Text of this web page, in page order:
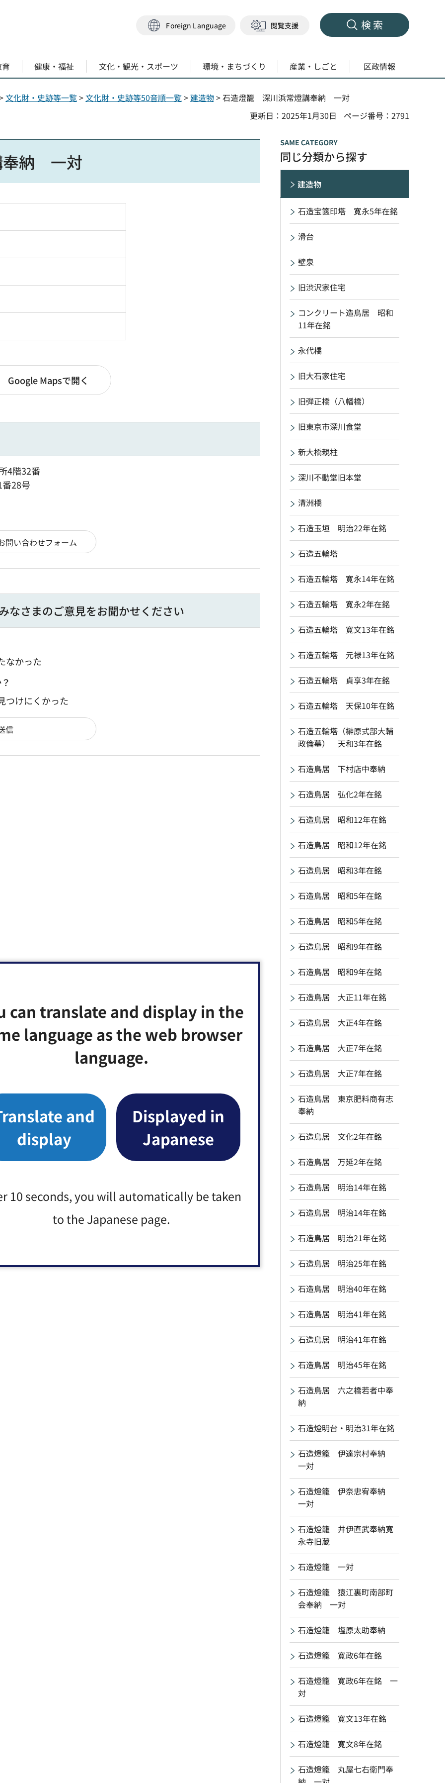
can translate and display in the
language as the web browser
language.
and
display
Displayed in
Japanese
10 seconds, you will automatically be taken
to the Japanese page.
Foreign Language 閲覧支援 検索
健康・福祉 文化・観光・スポーツ 環境・まちづくり 産業・しごと 区政情報
文化財・史跡等一覧>文化財・史跡等50音順一覧>建造物> 石造燈籠 深川浜常燈講奉納 一対
更新日：2025年1月30日
ページ番号：2791
奉納 一対
Google Mapsで開く
4階32番
28号
なさまのご意見をお聞かせください
なかった
つけにくかった
同じ分類から探す
建造物
石造宝篋印塔 寛永5年在銘
滑台
壁泉
旧渋沢家住宅
コンクリート造鳥居 昭和
11年在銘
永代橋
旧大石家住宅
旧弾正橋（八幡橋）
旧東京市深川食堂
新大橋親柱
深川不動堂旧本堂
清洲橋
石造玉垣 明治22年在銘
石造五輪塔
石造五輪塔 寛永14年在銘
石造五輪塔 寛永2年在銘
石造五輪塔 寛文13年在銘
石造五輪塔 元禄13年在銘
石造五輪塔 貞享3年在銘
石造五輪塔 天保10年在銘
石造五輪塔（榊原式部大輔
政倫墓） 天和3年在銘
石造鳥居 下村店中奉納
石造鳥居 弘化2年在銘
石造鳥居 昭和12年在銘
石造鳥居 昭和12年在銘
石造鳥居 昭和3年在銘
石造鳥居 昭和5年在銘
石造鳥居 昭和5年在銘
石造鳥居 昭和9年在銘
石造鳥居 昭和9年在銘
石造鳥居 大正11年在銘
石造鳥居 大正4年在銘
石造鳥居 大正7年在銘
石造鳥居 大正7年在銘
石造鳥居 東京肥料商有志
奉納
石造鳥居 文化2年在銘
石造鳥居 万延2年在銘
石造鳥居 明治14年在銘
石造鳥居 明治14年在銘
石造鳥居 明治21年在銘
石造鳥居 明治25年在銘
石造鳥居 明治40年在銘
石造鳥居 明治41年在銘
石造鳥居 明治41年在銘
石造鳥居 明治45年在銘
石造鳥居 六之橋若者中奉
納
石造燈明台・明治31年在銘
石造燈籠 伊達宗村奉納
一対
石造燈籠 伊奈忠宥奉納
一対
石造燈籠 井伊直武奉納寛
永寺旧蔵
石造燈籠 一対
石造燈籠 猿江裏町南部町
会奉納 一対
石造燈籠 塩原太助奉納
石造燈籠 寛政6年在銘
石造燈籠 寛政6年在銘 一
対
石造燈籠 寛文13年在銘
石造燈籠 寛文8年在銘
石造燈籠 丸屋七右衛門奉